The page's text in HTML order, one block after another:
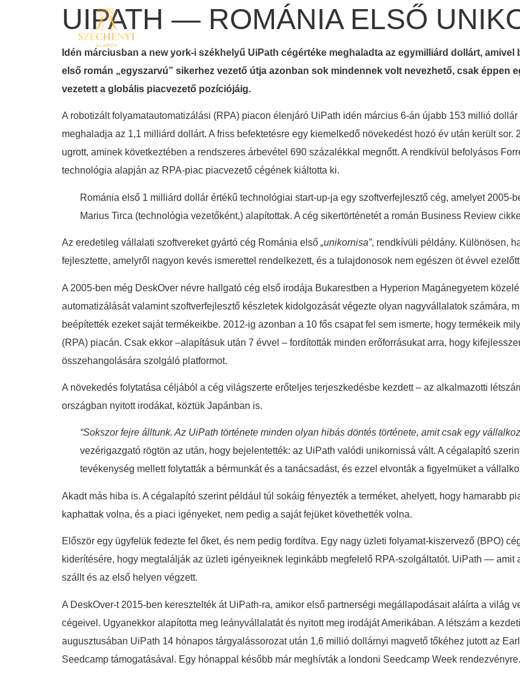
UIPATH — ROMÁNIA ELSŐ
Idén márciusban a new york-i székhelyű UiPath cégértéke meghaladta az egymilliárd dollárt,
első román „egyszarvú” sikerhez vezető útja azonban sok mindennek volt nevezhető, csak éppen
vezetett a globális piacvezető pozíciójáig.
A robotizált folyamatautomatizálási (RPA) piacon élenjáró UiPath idén március 6-án újabb 153 millió
meghaladja az 1,1 milliárd dollárt. A friss befektetésre egy kiemelkedő növekedést hozó év után került
ugrott, aminek következtében a rendszeres árbevétel 690 százalékkal megnőtt. A rendkívül befolyásos
technológia alapján az RPA-piac piacvezető cégének kiáltotta ki.
Románia első 1 milliárd dollár értékű technológiai start-up-ja egy szoftverfejlesztő cég, amelyet
Marius Tirca (technológia vezetőként,) alapítottak. A cég sikertörténetét a román Business Review
Az eredetileg vállalati szoftvereket gyártó cég Románia első „unikornisa”, rendkívüli példány. Különösen,
fejlesztette, amelyről nagyon kevés ismerettel rendelkezett, és a tulajdonosok nem egészen öt évvel
A 2005-ben még DeskOver névre hallgató cég első irodája Bukarestben a Hyperion Magánegyetem
automatizálását valamint szoftverfejlesztő készletek kidolgozását végezte olyan nagyvállalatok számára,
beépítették ezeket saját termékeikbe. 2012-ig azonban a 10 fős csapat fel sem ismerte, hogy termékeik
(RPA) piacán. Csak ekkor –alapításuk után 7 évvel – fordították minden erőforrásukat arra, hogy
összehangolására szolgáló platformot.
A növekedés folytatása céljából a cég világszerte erőteljes terjeszkedésbe kezdett – az alkalmazotti
országban nyitott irodákat, köztük Japánban is.
“Sokszor fejre álltunk. Az UiPath története minden olyan hibás döntés története, amit csak egy
vezérigazgató rögtön az után, hogy bejelentették: az UiPath valódi unikornissá vált. A cégalapító
tevékenység mellett folytatták a bérmunkát és a tanácsadást, és ezzel elvonták a figyelmüket a
Akadt más hiba is. A cégalapító szerint például túl sokáig fényezték a terméket, ahelyett, hogy hamarabb
kaphattak volna, és a piaci igényeket, nem pedig a saját fejüket követhették volna.
Először egy ügyfelük fedezte fel őket, és nem pedig fordítva. Egy nagy üzleti folyamat-kiszervező (BPO)
kiderítésére, hogy megtalálják az üzleti igényeiknek leginkább megfelelő RPA-szolgáltatót. UiPath — amit
szállt és az első helyen végzett.
A DeskOver-t 2015-ben keresztelték át UiPath-ra, amikor első partnerségi megállapodásait aláírta a világ
cégeivel. Ugyanekkor alapította meg leányvállalatát és nyitott meg irodáját Amerikában. A létszám a
augusztusában UiPath 14 hónapos tárgyalássorozat után 1,6 millió dollárnyi magvető tőkéhez jutott az
Seedcamp támogatásával. Egy hónappal később már meghívták a londoni Seedcamp Week rendezvényre.